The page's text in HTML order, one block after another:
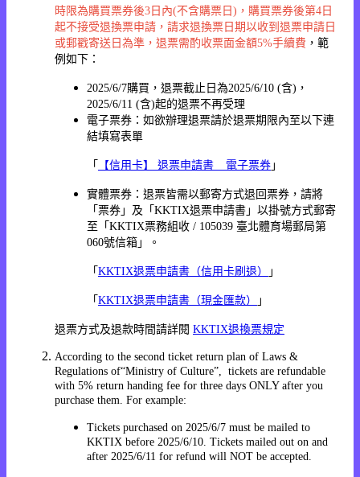
時限為購買票券後3日內(不含購票日)，購買票券後第4日
起不接受退換票申請，請求退換票日期以收到退票申請日
或郵戳寄送日為準，退票需酌收票面金額5%手續費 ，範
例如下：
2025/6/7購買，退票截止日為2025/6/10 (含)，
2025/6/11 (含)起的退票不再受理
電子票券：如欲辦理退票請於退票期限內至以下連
結填寫表單
「 【信用卡】 退票申請書 _ 電子票券 」
實體票券：退票皆需以郵寄方式退回票券，請將
「票券」及「KKTIX退票申請書」以掛號方式郵寄
至「KKTIX票務組收 / 105039 臺北體育場郵局第
060號信箱」。
「 KKTIX退票申請書（信用卡刷退） 」
「 KKTIX退票申請書（現金匯款） 」
退票方式及退款時間請詳閱 KKTIX退換票規定
According to the second ticket return plan of Laws &
Regulations of“Ministry of Culture”, tickets are refundable
with 5% return handing fee for three days ONLY after you
purchase them. For example:
Tickets purchased on 2025/6/7 must be mailed to
KKTIX before 2025/6/10. Tickets mailed out on and
after 2025/6/11 for refund will NOT be accepted.